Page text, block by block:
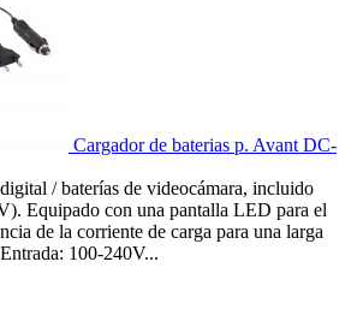
Cargador de baterias p. Avant DC-
/ baterías de videocámara, incluido
Equipado con una pantalla LED para el
de la corriente de carga para una larga
100-240V...